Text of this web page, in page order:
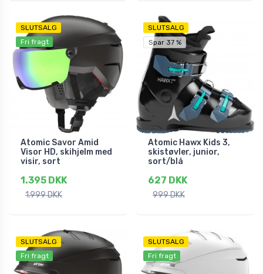
SLUTSALG
Fri fragt
Atomic Savor Amid
Visor HD, skihjelm med
visir, sort
1.395 DKK
1.999 DKK
SLUTSALG
Spar 37 %
Atomic Hawx Kids 3,
skistøvler, junior,
sort/blå
627 DKK
999 DKK
SLUTSALG
Fri fragt
SLUTSALG
Fri fragt